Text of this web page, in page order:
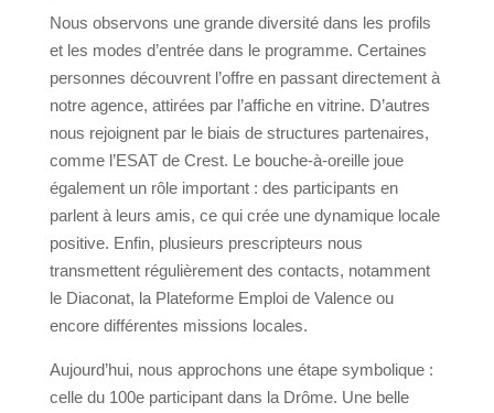
Nous observons une grande diversité dans les profils
et les modes d’entrée dans le programme. Certaines
personnes découvrent l’offre en passant directement à
notre agence, attirées par l’affiche en vitrine. D’autres
nous rejoignent par le biais de structures partenaires,
comme l’ESAT de Crest. Le bouche-à-oreille joue
également un rôle important : des participants en
parlent à leurs amis, ce qui crée une dynamique locale
positive. Enfin, plusieurs prescripteurs nous
transmettent régulièrement des contacts, notamment
le Diaconat, la Plateforme Emploi de Valence ou
encore différentes missions locales.
Aujourd’hui, nous approchons une étape symbolique :
celle du 100e participant dans la Drôme. Une belle